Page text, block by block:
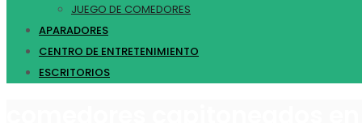
JUEGO DE COMEDORES
APARADORES
CENTRO DE ENTRETENIMIENTO
ESCRITORIOS